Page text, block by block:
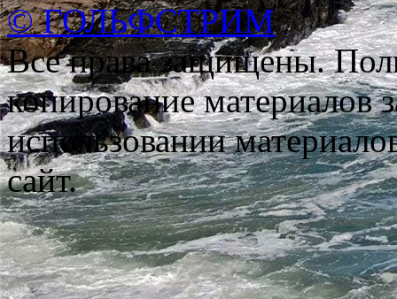
© ГОЛЬФСТРИМ
Все права защищены.
копирование материалов
использовании
сайт.